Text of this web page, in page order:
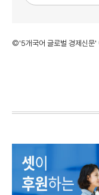
©'5개국어 글로벌 경제신문'